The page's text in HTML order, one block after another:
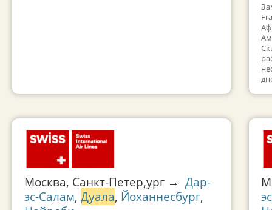
Москва, Санкт-Петер,ург → Дар-
эс-Салам, Дуала, Йоханнесбург,